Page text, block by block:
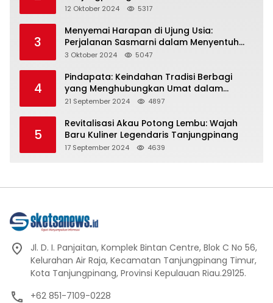
Representasi
12 Oktober 2024 5317
3
Menyemai Harapan di Ujung Usia:
Perjalanan Sasmarni dalam Menyentuh
Hati dan Jiwa
3 Oktober 2024 5047
4
Pindapata: Keindahan Tradisi Berbagi
yang Menghubungkan Umat dalam
Spiritualitas dan Kebersamaan dalam
21 September 2024 4897
5
Revitalisasi Akau Potong Lembu: Wajah
Baru Kuliner Legendaris Tanjungpinang
17 September 2024 4639
Jl. D. I. Panjaitan, Komplek Bintan Centre, Blok C No 56,
Kelurahan Air Raja, Kecamatan Tanjungpinang Timur,
Kota Tanjungpinang, Provinsi Kepulauan Riau.29125.
+62 851-7109-0228